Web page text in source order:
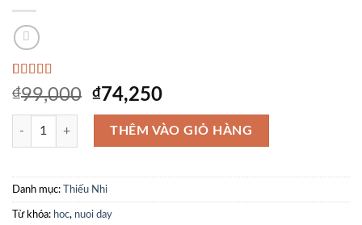
3.33
trên 5
dựa trên
3
đánh
₫99,000 ₫74,250
Học Thế Nào Bây Giờ ? Dành Cho Học Sinh Tiểu Học số lượng
THÊM VÀO GIỎ HÀNG
Danh mục: Thiếu Nhi
Từ khóa: hoc, nuoi day